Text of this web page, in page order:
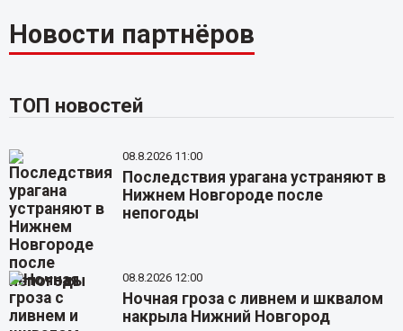
Новости партнёров
ТОП новостей
08.8.2026 11:00
Последствия урагана устраняют в
Нижнем Новгороде после
непогоды
08.8.2026 12:00
Ночная гроза с ливнем и шквалом
накрыла Нижний Новгород